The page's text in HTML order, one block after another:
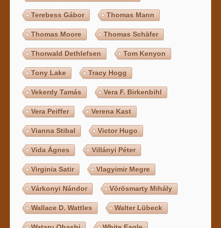
Terebess Gábor Thomas Mann
Thomas Moore Thomas Schäfer
Thorwald Dethlefsen Tom Kenyon
Tony Lake Tracy Hogg
Vekerdy Tamás Vera F. Birkenbihl
Vera Peiffer Verena Kast
Vianna Stibal Victor Hugo
Vida Ágnes Villányi Péter
Virginia Satir Vlagyimir Megre
Várkonyi Nándor Vörösmarty Mihály
Wallace D. Wattles Walter Lübeck